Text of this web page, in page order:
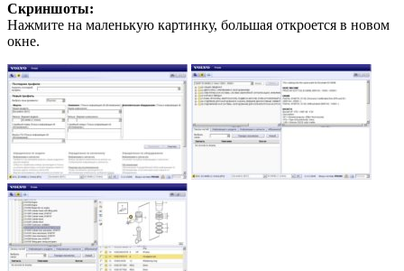
Скриншоты:
Нажмите на маленькую картинку, большая откроется в новом
окне.